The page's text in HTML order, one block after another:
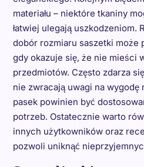
materiału – niektóre tkaniny
łatwiej ulegają uszkodzeniom.
dobór rozmiaru saszetki może
gdy okazuje się, że nie mieści
przedmiotów. Często zdarza
nie zwracają uwagi na wygodę
pasek powinien być
potrzeb. Ostatecznie warto
innych użytkowników oraz
pozwoli uniknąć